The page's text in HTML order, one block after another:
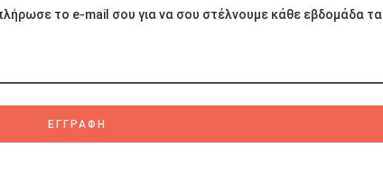
το e-mail σου για να σου στέλνουμε κάθε εβδομάδα τα
ΕΓΓΡΑΦΗ